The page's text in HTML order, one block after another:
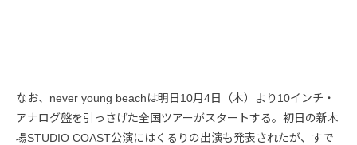
なお、never young beachは明日10月4日（木）より10インチ・
アナログ盤を引っさげた全国ツアーがスタートする。初日の新木
場STUDIO COAST公演にはくるりの出演も発表されたが、すで